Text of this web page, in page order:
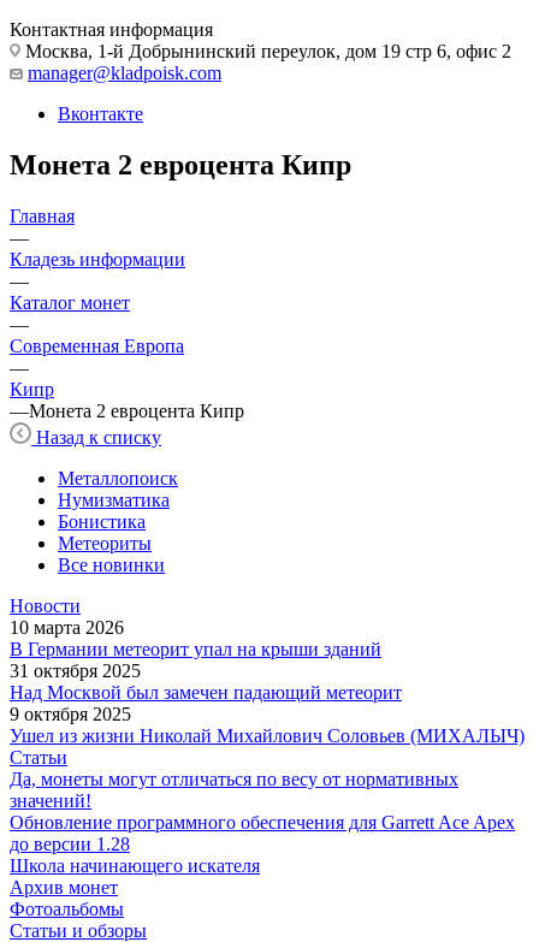
Контактная информация
Москва, 1-й Добрынинский переулок, дом 19 стр 6, офис 2
manager@kladpoisk.com
Вконтакте
Монета 2 евроцента Кипр
Главная
—
Кладезь информации
—
Каталог монет
—
Современная Европа
—
Кипр
—Монета 2 евроцента Кипр
Назад к списку
Металлопоиск
Нумизматика
Бонистика
Метеориты
Все новинки
Новости
10 марта 2026
В Германии метеорит упал на крыши зданий
31 октября 2025
Над Москвой был замечен падающий метеорит
9 октября 2025
Ушел из жизни Николай Михайлович Соловьев (МИХАЛЫЧ)
Статьи
Да, монеты могут отличаться по весу от нормативных
значений!
Обновление программного обеспечения для Garrett Ace Apex
до версии 1.28
Школа начинающего искателя
Архив монет
Фотоальбомы
Статьи и обзоры